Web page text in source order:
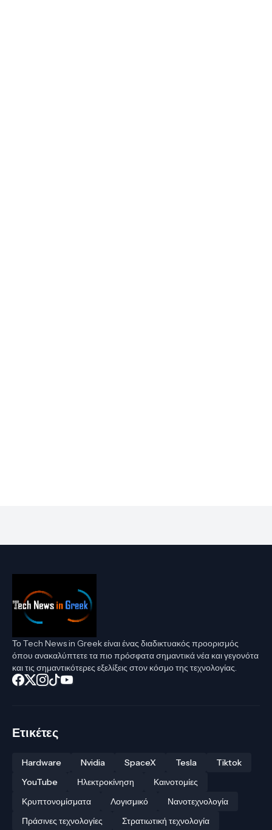
Το Tech News in Greek είναι ένας διαδικτυακός προορισμός
όπου ανακαλύπτετε τα πιο πρόσφατα σημαντικά νέα και γεγονότα
και τις σημαντικότερες εξελίξεις στον κόσμο της τεχνολογίας.
Ετικέτες
Hardware Nvidia SpaceX Tesla
Tiktok
YouTube
Ηλεκτροκίνηση
Καινοτομίες
Κρυπτονομίσματα
Λογισμικό
Νανοτεχνολογία
Πράσινες τεχνολογίες
Στρατιωτική τεχνολογία